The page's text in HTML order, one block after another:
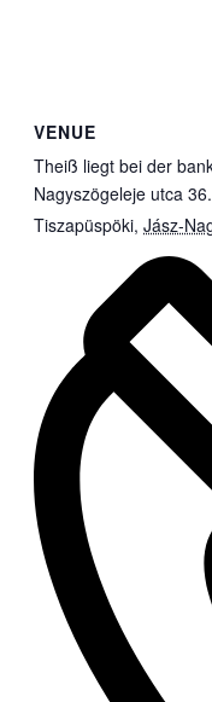
VENUE
Theiß liegt bei der
Nagyszögeleje utca 36.
Tiszapüspöki, Jász-